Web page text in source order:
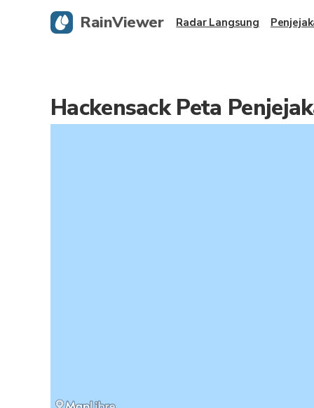
Hackensack Peta
RainViewer Radar Langsung